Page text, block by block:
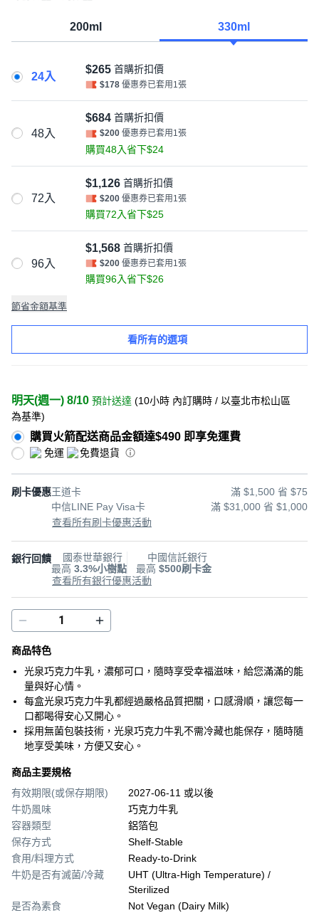
200ml 330ml
24入
$265 首購折扣價
$178 優惠券已套用1張
48入
$684 首購折扣價
$200 優惠券已套用1張
購買48入省下$24
72入
$1,126 首購折扣價
$200 優惠券已套用1張
購買72入省下$25
96入
$1,568 首購折扣價
$200 優惠券已套用1張
購買96入省下$26
節省金額基準
看所有的選項
明天(週一) 8/10 預計送達 (10小時 內訂購時 / 以臺北市松山區
為基準)
購買火箭配送商品金額達$490 即享免運費
免運 免費退貨
刷卡優惠王道卡
滿 $1,500 省 $75
中信LINE Pay Visa卡
滿 $31,000 省 $1,000
查看所有刷卡優惠活動
銀行回饋
國泰世華銀行
最高 3.3%小樹點
中國信託銀行
最高 $500刷卡金
查看所有銀行優惠活動
商品特色
光泉巧克力牛乳，濃郁可口，隨時享受幸福滋味，給您滿滿的能
量與好心情。
每盒光泉巧克力牛乳都經過嚴格品質把關，口感滑順，讓您每一
口都喝得安心又開心。
採用無菌包裝技術，光泉巧克力牛乳不需冷藏也能保存，隨時隨
地享受美味，方便又安心。
商品主要規格
有效期限(或保存期限)
2027-06-11 或以後
牛奶風味
巧克力牛乳
容器類型
鋁箔包
保存方式
Shelf-Stable
食用/料理方式
Ready-to-Drink
牛奶是否有滅菌/冷藏
UHT (Ultra-High Temperature) /
Sterilized
是否為素食
Not Vegan (Dairy Milk)